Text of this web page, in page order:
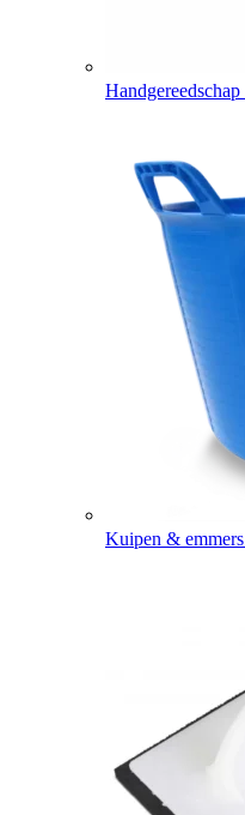
Handgereedschap
Kuipen & emmers